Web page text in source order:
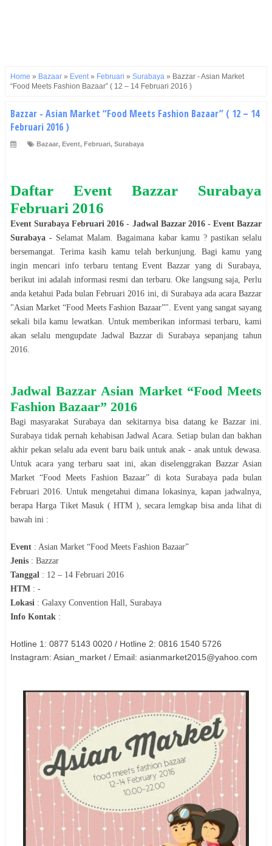
Home » Bazaar » Event» Februari » Surabaya » Bazzar - Asian Market
“Food Meets Fashion Bazaar” ( 12 – 14 Februari 2016 )
Bazzar - Asian Market “Food Meets Fashion Bazaar” ( 12 – 14
Februari 2016 )
Bazaar, Event, Februari, Surabaya
Daftar Event Bazzar
Surabaya
Februari 2016
EventSurabaya Februari 2016 - Jadwal Bazzar 2016- EventBazzar
Surabaya - SelamatMalam . Bagaimana kabar kamu ? pastikan selalu
bersemangat. Terima kasih kamu telah berkunjung. Bagi kamu yang
ingin mencari info terbaru tentang EventBazzar yang di Surabaya
berikut ini adalah informasi resmi dan terbaru. Oke langsung saja, Perlu
anda ketahui Pada bulanFebruari 2016 ini, di Surabayaada acaraBazzar
"Asian Market “Food Meets Fashion Bazaar”". Event yang sangat sayang
sekali bila kamu lewatkan. Untuk memberikan informasi terbaru, kami
akan selalu mengupdate Jadwal Bazzardi Surabaya sepanjang tahun
2016
JadwalBazzar Asian Market “Food Meets
Fashion Bazaar” 2016
Bagi masyarakat Surabayadan sekitarnya bisa datang ke Bazzarini.
Surabaya tidak pernah kehabisan Jadwal Acara. Setiap bulan dan bakhan
akhir pekan selalu ada event baru baik untuk anak - anak untuk dewasa.
Untuk acara yang terbaru saat ini, akan diselenggrakan Bazzar Asian
Market “Food Meets Fashion Bazaar”di kota Surabayapada bulan
Februari 2016 . Untuk mengetahui dimana lokasinya, kapan jadwalnya,
berapa Harga Tiket Masuk ( HTM ), secara lemgkap bisa anda lihat di
bawah ini :
Event : Asian Market “Food Meets Fashion Bazaar”
Jenis : Bazzar
Tanggal : 12 – 14 Februari 2016
HTM : -
Lokasi : Galaxy Convention Hall, Surabaya
Info Kontak :
Hotline 1: 0877 5143 0020 / Hotline 2: 0816 1540 5726
Instagram: Asian_market / Email: asianmarket2015@yahoo.com